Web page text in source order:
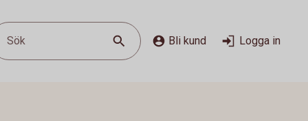
Sök Bli kund Logga in